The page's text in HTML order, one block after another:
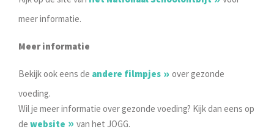
meer informatie.
Meer informatie
Bekijk ook eens de andere filmpjes
over gezonde
voeding.
Wil je meer informatie over gezonde voeding? Kijk dan eens op
de website van het JOGG.